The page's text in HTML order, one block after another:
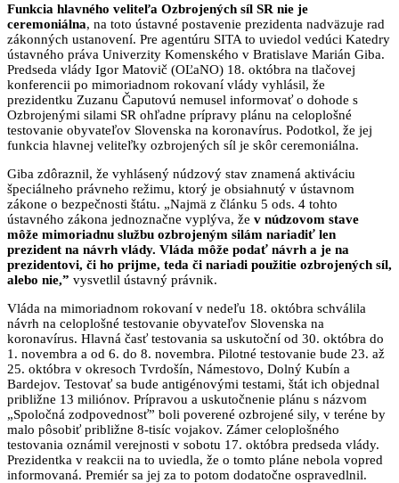
Funkcia hlavného veliteľa Ozbrojených síl SR nie je
ceremoniálna, na toto ústavné postavenie prezidenta nadväzuje rad
zákonných ustanovení. Pre agentúru SITA to uviedol vedúci Katedry
ústavného práva Univerzity Komenského v Bratislave Marián Giba.
Predseda vlády Igor Matovič (OĽaNO) 18. októbra na tlačovej
konferencii po mimoriadnom rokovaní vlády vyhlásil, že
prezidentku Zuzanu Čaputovú nemusel informovať o dohode s
Ozbrojenými silami SR ohľadne prípravy plánu na celoplošné
testovanie obyvateľov Slovenska na koronavírus. Podotkol, že jej
funkcia hlavnej veliteľky ozbrojených síl je skôr ceremoniálna.
Giba zdôraznil, že vyhlásený núdzový stav znamená aktiváciu
špeciálneho právneho režimu, ktorý je obsiahnutý v ústavnom
zákone o bezpečnosti štátu. „Najmä z článku 5 ods. 4 tohto
ústavného zákona jednoznačne vyplýva, že v núdzovom stave
môže mimoriadnu službu ozbrojeným silám nariadiť len
prezident na návrh vlády. Vláda môže podať návrh a je na
prezidentovi, či ho prijme, teda či nariadi použitie ozbrojených síl,
alebo nie,” vysvetlil ústavný právnik.
Vláda na mimoriadnom rokovaní v nedeľu 18. októbra schválila
návrh na celoplošné testovanie obyvateľov Slovenska na
koronavírus. Hlavná časť testovania sa uskutoční od 30. októbra do
1. novembra a od 6. do 8. novembra. Pilotné testovanie bude 23. až
25. októbra v okresoch Tvrdošín, Námestovo, Dolný Kubín a
Bardejov. Testovať sa bude antigénovými testami, štát ich objednal
približne 13 miliónov. Prípravou a uskutočnenie plánu s názvom
„Spoločná zodpovednosť” boli poverené ozbrojené sily, v teréne by
malo pôsobiť približne 8-tisíc vojakov. Zámer celoplošného
testovania oznámil verejnosti v sobotu 17. októbra predseda vlády.
Prezidentka v reakcii na to uviedla, že o tomto pláne nebola vopred
informovaná. Premiér sa jej za to potom dodatočne ospravedlnil.